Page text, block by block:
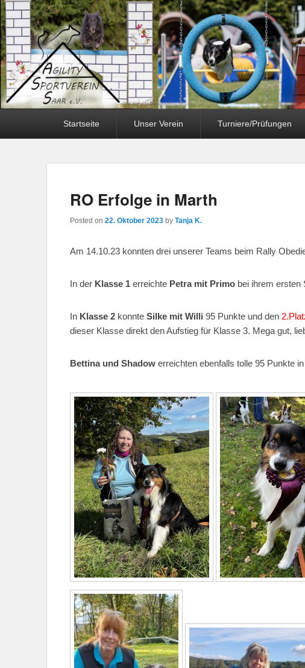
Startseite Unser Verein Turniere/Prüfungen
RO Erfolge in Marth
Posted on 22. Oktober 2023 by Tanja K.
Am 14.10.23 konnten drei unserer Teams beim Rally
In der Klasse 1 erreichte Petra mit Primo bei ihrem ersten
In Klasse 2 konnte Silke mit Willi 95 Punkte und den
dieser Klasse direkt den Aufstieg für Klasse 3. Mega gut,
Bettina und Shadow erreichten ebenfalls tolle 95 Punkte in